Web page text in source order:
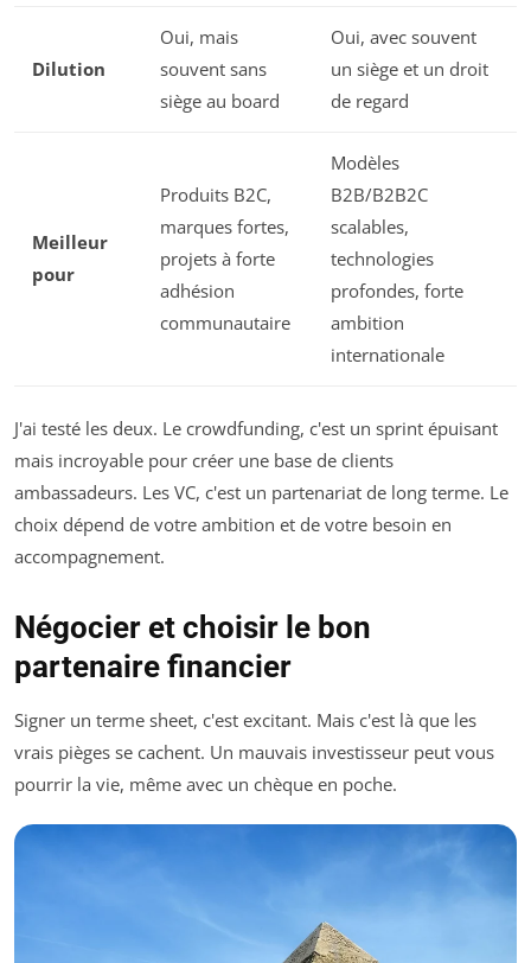
Dilution
Oui, mais
souvent sans
siège au board
Oui, avec souvent
un siège et un droit
de regard
Meilleur
pour
Produits B2C,
marques fortes,
projets à forte
adhésion
communautaire
Modèles
B2B/B2B2C
scalables,
technologies
profondes, forte
ambition
internationale
J'ai testé les deux. Le crowdfunding, c'est un sprint épuisant
mais incroyable pour créer une base de clients
ambassadeurs. Les VC, c'est un partenariat de long terme. Le
choix dépend de votre ambition et de votre besoin en
accompagnement.
Négocier et choisir le bon
partenaire financier
Signer un terme sheet, c'est excitant. Mais c'est là que les
vrais pièges se cachent. Un mauvais investisseur peut vous
pourrir la vie, même avec un chèque en poche.